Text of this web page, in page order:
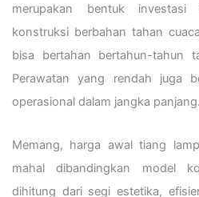
merupakan bentuk
konstruksi berbahan tahan
bisa bertahan bertahun-tahun
Perawatan yang rendah juga
operasional dalam jangka panjang.
Memang, harga awal tiang
mahal dibandingkan model
dihitung dari segi estetika,